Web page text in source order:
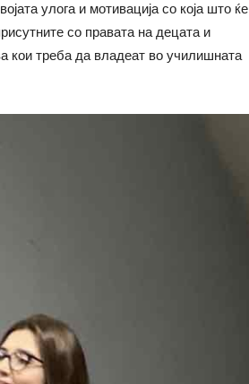
улога и мотивација со која што ќе
со правата на децата и
кои треба да владеат во училишната